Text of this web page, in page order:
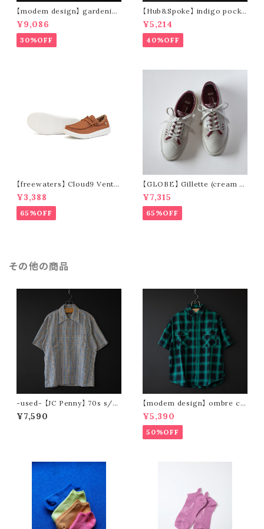
【modem design】 gardenin
g s/s shirt (sand)
¥9,086
30%OFF
【Hub&Spoke】 indigo pocke
t t-shirt (light indigo)
¥5,214
40%OFF
【freewaters】 Cloud9 Ventu
re - Lace Up (brown)
¥3,388
65%OFF
【GLOBE】 Gillette (cream /
pomegranate)
¥7,315
65%OFF
その他の商品
-used- 【JC Penny】 70s s/s
check shirt
¥7,590
【modem design】 ombre ch
eck wide s/s shirts (green)
¥5,390
50%OFF